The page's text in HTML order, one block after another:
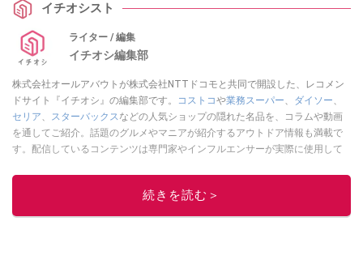
イチオシスト
ライター / 編集
イチオシ編集部
株式会社オールアバウトが株式会社NTTドコモと共同で開設した、レコメン
ドサイト『イチオシ』の編集部です。
コストコや業務スーパー、 ダイソー、
セリア、 スターバックスなどの人気ショップの隠れた名品を、コラムや動画
を通してご紹介。話題のグルメやマニアが紹介するアウトドア情報も満載で
す。配信しているコンテンツは専門家やインフルエンサーが実際に使用して
ニュースでフォロー
続きを読む＞